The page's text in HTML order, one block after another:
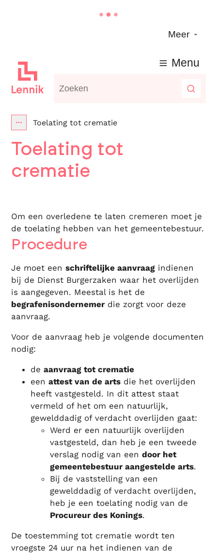
Meer
Lennik
Waarmee kunnen we jou helpen?
Menu
Toon alle broodkruimel items
Toelating tot crematie
Toelating tot
crematie
Om een overledene te laten cremeren moet je
de toelating hebben van het gemeentebestuur.
Procedure
Je moet een schriftelijke aanvraag indienen
bij de Dienst Burgerzaken waar het overlijden
is aangegeven. Meestal is het de
begrafenisondernemer die zorgt voor deze
aanvraag.
Voor de aanvraag heb je volgende documenten
nodig:
de aanvraag tot crematie
een attest van de arts die het overlijden
heeft vastgesteld. In dit attest staat
vermeld of het om een natuurlijk,
gewelddadig of verdacht overlijden gaat:
Werd er een natuurlijk overlijden
vastgesteld, dan heb je een tweede
verslag nodig van een door het
gemeentebestuur aangestelde arts.
Bij de vaststelling van een
gewelddadig of verdacht overlijden,
heb je een toelating nodig van de
Procureur des Konings.
De toestemming tot crematie wordt ten
vroegste 24 uur na het indienen van de